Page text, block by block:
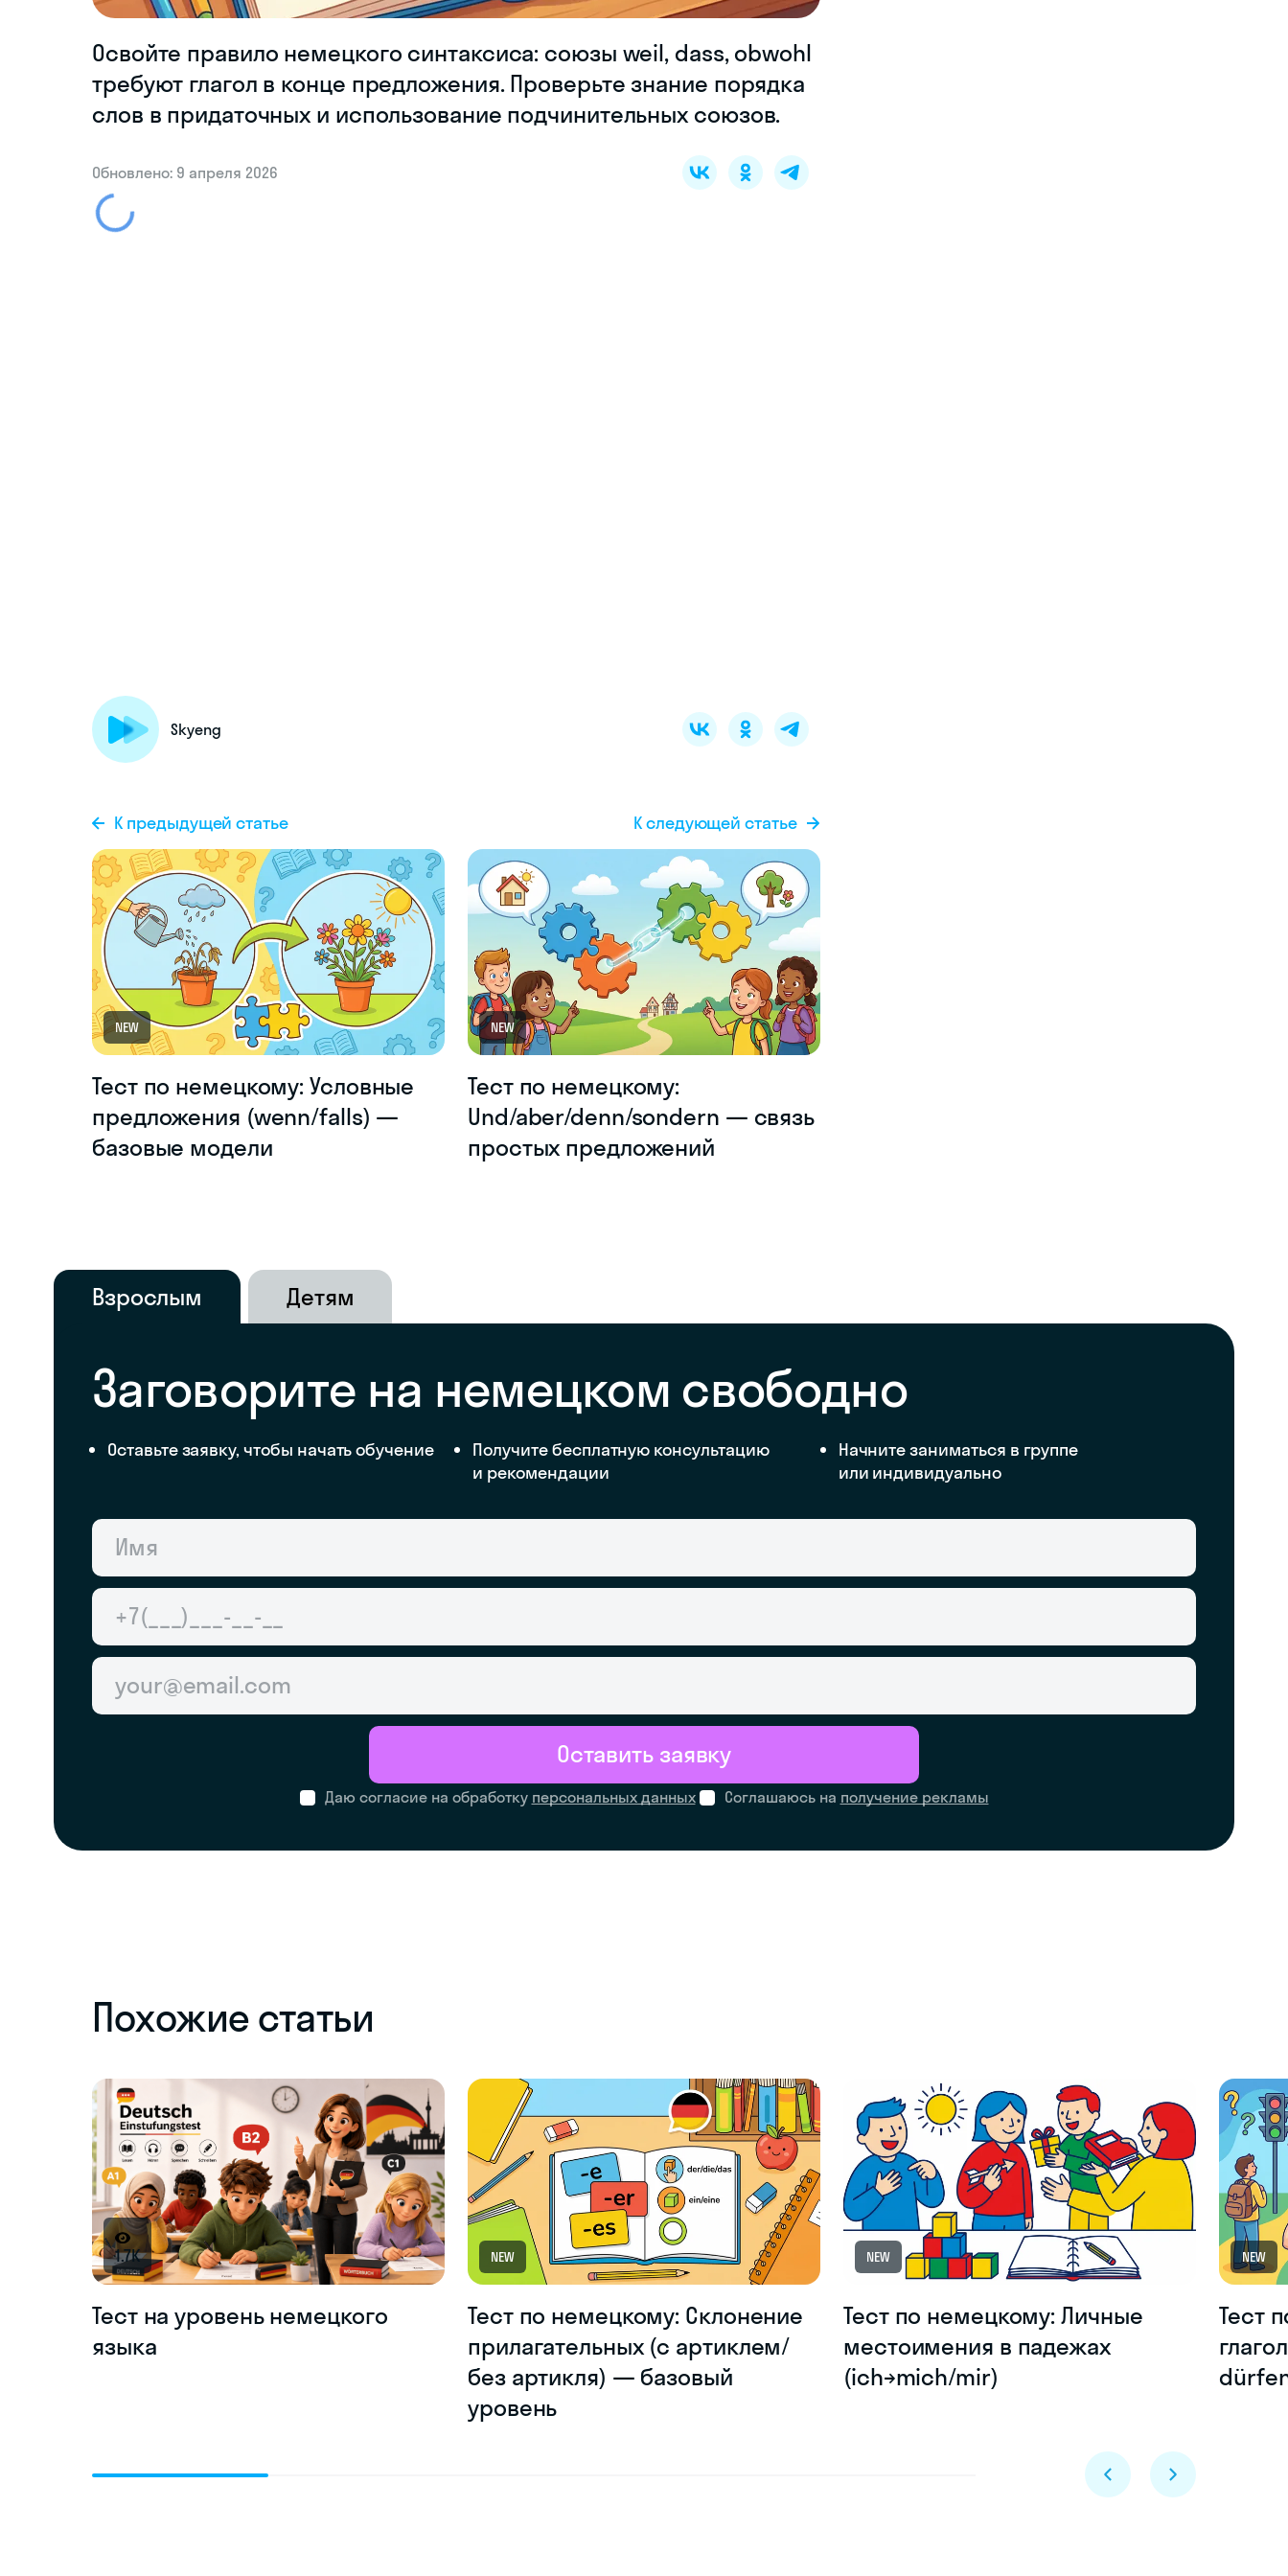
Освойте правило немецкого синтаксиса: союзы weil, dass, obwohl
требуют глагол в конце предложения. Проверьте знание порядка
слов в придаточных и использование подчинительных союзов.
Обновлено: 9 апреля 2026
Skyeng
К предыдущей статье
NEW
Тест по немецкому: Условные
предложения (wenn/falls) —
базовые модели
К следующей статье
NEW
Тест по немецкому:
Und/aber/denn/sondern — связь
простых предложений
Взрослым Детям
Заговорите на немецком свободно
Оставьте заявку, чтобы начать обучение
Получите бесплатную консультацию
и рекомендации
Начните заниматься в группе
или индивидуально
Даю согласие на обработку персональных данных Соглашаюсь на получение рекламы
Оставить заявку
Похожие статьи
1.7K
Тест на уровень немецкого
языка
NEW
Тест по немецкому: Склонение
прилагательных (с артиклем/
без артикля) — базовый
уровень
NEW
Тест по немецкому: Личные
местоимения в падежах
(ich→mich/mir)
NEW
Тест